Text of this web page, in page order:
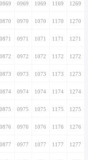
0869 0969 1069 1169 1269
0870 0970 1070 1170 1270
0871 0971 1071 1171 1271
0872 0972 1072 1172 1272
0873 0973 1073 1173 1273
0874 0974 1074 1174 1274
0875 0975 1075 1175 1275
0876 0976 1076 1176 1276
0877 0977 1077 1177 1277